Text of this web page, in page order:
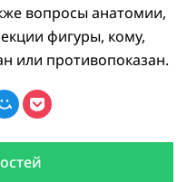
вопросы анатомии,
фигуры, кому,
или противопоказан.